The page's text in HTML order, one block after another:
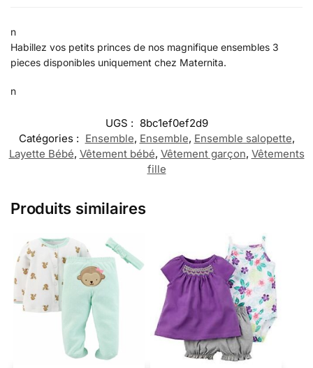
n
Habillez vos petits princes de nos magnifique ensembles 3
pieces disponibles uniquement chez Maternita.
n
UGS : 8bc1ef0ef2d9
Catégories : Ensemble, Ensemble, Ensemble salopette,
Layette Bébé, Vêtement bébé, Vêtement garçon, Vêtements
fille
Produits similaires